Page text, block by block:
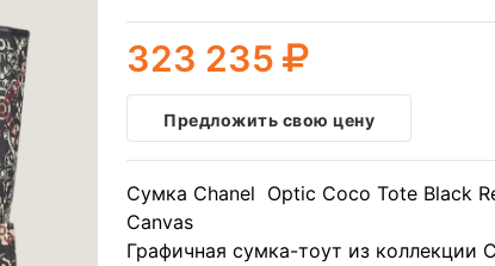
323 235
Предложить свою цену
Сумка Chanel Optic Coco Tote Black
Canvas
Графичная сумка-тоут из коллекции